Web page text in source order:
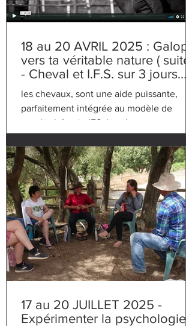
18 au 20 AVRIL 2025 : Galope
vers ta véritable nature ( suite )
- Cheval et I.F.S. sur 3 jours
près de Aix-en-Provence
les chevaux, sont une aide puissante,
parfaitement intégrée au modèle de
psychothérapie IFS. les chevaux, sont une
aide puissante
17 au 20 JUILLET 2025 -
Expérimenter la psychologie